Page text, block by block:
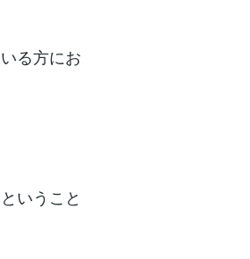
る方にお
ということ